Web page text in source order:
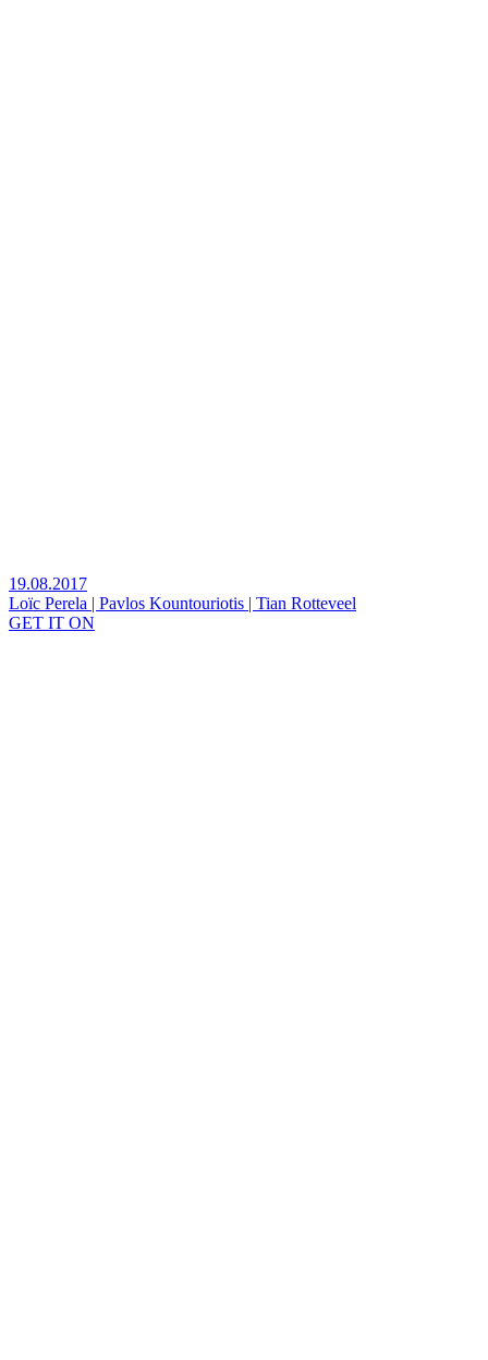
19.08.2017
Loïc Perela | Pavlos Kountouriotis | Tian Rotteveel
GET IT ON